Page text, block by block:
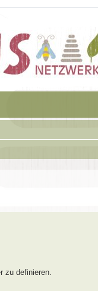
zu definieren.